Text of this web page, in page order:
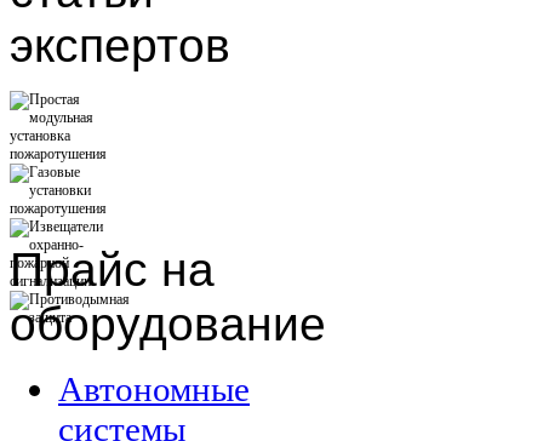
экспертов
Прайс на
оборудование
Автономные
системы